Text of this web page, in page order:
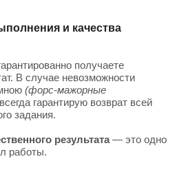
и качества
получаете
В случае невозможности
(форс-мажорные
гарантирую возврат всей
задания.
результата— это одно
работы.